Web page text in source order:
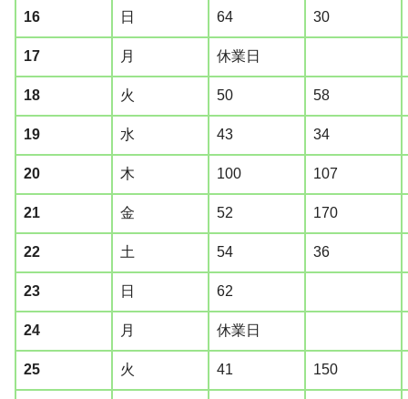
16 日 64 30
17 月 休業日
18 火 50 58
19 水 43 34
20 木 100 107
21 金 52 170
22 土 54 36
23 日 62
24 月 休業日
25 火 41 150